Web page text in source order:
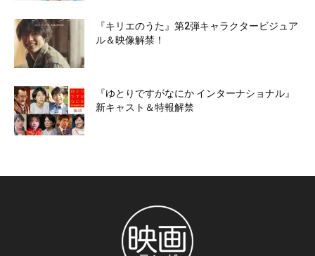
『キリエのうた』第2弾キャラクタービジュア
ル＆映像解禁！
『ゆとりですがなにか インターナショナル』
新キャスト＆特報解禁